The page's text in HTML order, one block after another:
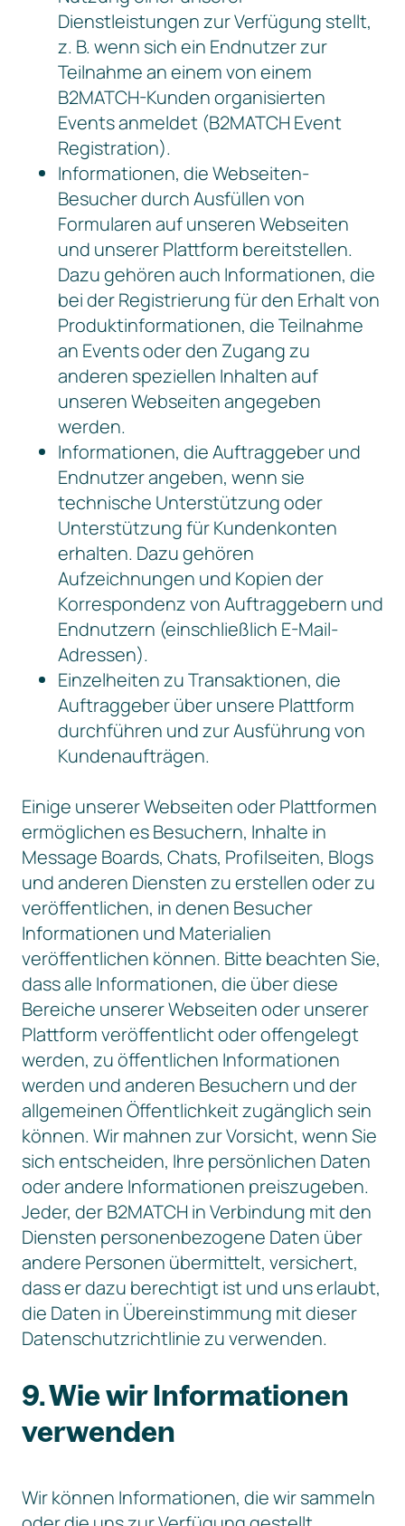
Dienstleistungen zur Verfügung stellt,
z. B. wenn sich ein Endnutzer zur
Teilnahme an einem von einem
B2MATCH-Kunden organisierten
Events anmeldet (B2MATCH Event
Registration).
Informationen, die Webseiten-
Besucher durch Ausfüllen von
Formularen auf unseren Webseiten
und unserer Plattform bereitstellen.
Dazu gehören auch Informationen, die
bei der Registrierung für den Erhalt von
Produktinformationen, die Teilnahme
an Events oder den Zugang zu
anderen speziellen Inhalten auf
unseren Webseiten angegeben
werden.
Informationen, die Auftraggeber und
Endnutzer angeben, wenn sie
technische Unterstützung oder
Unterstützung für Kundenkonten
erhalten. Dazu gehören
Aufzeichnungen und Kopien der
Korrespondenz von Auftraggebern und
Endnutzern (einschließlich E-Mail-
Adressen).
Einzelheiten zu Transaktionen, die
Auftraggeber über unsere Plattform
durchführen und zur Ausführung von
Kundenaufträgen.
Einige unserer Webseiten oder Plattformen
ermöglichen es Besuchern, Inhalte in
Message Boards, Chats, Profilseiten, Blogs
und anderen Diensten zu erstellen oder zu
veröffentlichen, in denen Besucher
Informationen und Materialien
veröffentlichen können. Bitte beachten Sie,
dass alle Informationen, die über diese
Bereiche unserer Webseiten oder unserer
Plattform veröffentlicht oder offengelegt
werden, zu öffentlichen Informationen
werden und anderen Besuchern und der
allgemeinen Öffentlichkeit zugänglich sein
können. Wir mahnen zur Vorsicht, wenn Sie
sich entscheiden, Ihre persönlichen Daten
oder andere Informationen preiszugeben.
Jeder, der B2MATCH in Verbindung mit den
Diensten personenbezogene Daten über
andere Personen übermittelt, versichert,
dass er dazu berechtigt ist und uns erlaubt,
die Daten in Übereinstimmung mit dieser
Datenschutzrichtlinie zu verwenden.
9. Wie wir Informationen
verwenden
Wir können Informationen, die wir sammeln